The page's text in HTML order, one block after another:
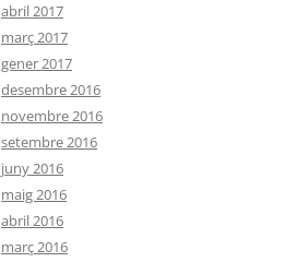
abril 2017
març 2017
gener 2017
desembre 2016
novembre 2016
setembre 2016
juny 2016
maig 2016
abril 2016
març 2016